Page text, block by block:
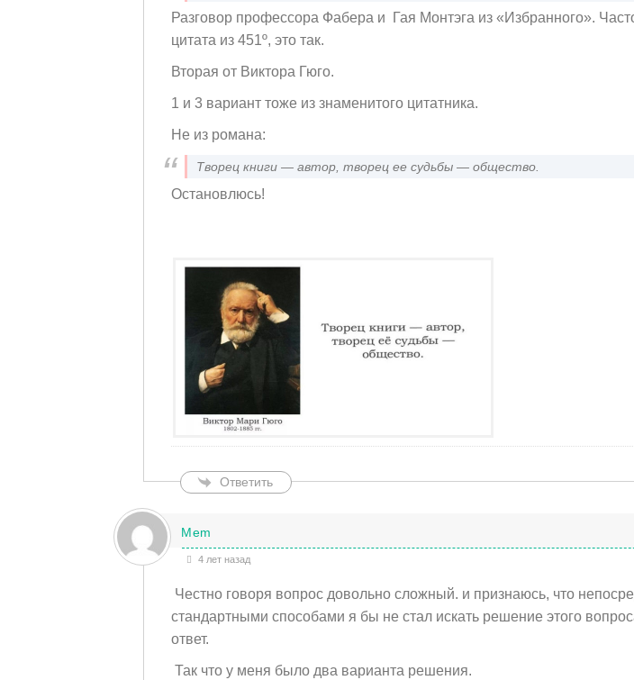
Разговор профессора Фабера и Гая Монтэга из «Избранного».
цитата из 451º, это так.
Вторая от Виктора Гюго.
1 и 3 вариант тоже из знаменитого цитатника.
Не из романа:
Творец книги — автор, творец ее судьбы — общество.
Остановлюсь!
Ответить
Mem
4 лет назад
Честно говоря вопрос довольно сложный. и признаюсь, что
стандартными способами я бы не стал искать решение этого
ответ.
Так что у меня было два варианта решения.